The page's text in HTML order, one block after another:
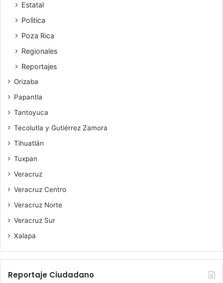
Estatal
Polìtica
Poza Rica
Regionales
Reportajes
Orizaba
Papantla
Tantoyuca
Tecolutla y Gutiérrez Zamora
Tihuatlán
Tuxpan
Veracruz
Veracruz Centro
Veracruz Norte
Veracruz Sur
Xalapa
Reportaje Ciudadano